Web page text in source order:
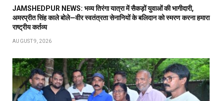
JAMSHEDPUR NEWS: भव्य तिरंगा यात्रा में सैकड़ों युवाओं की भागीदारी,
अमरप्रीत सिंह काले बोले—वीर स्वतंत्रता सेनानियों के बलिदान को स्मरण करना हमारा
राष्ट्रीय कर्तव्य
AUGUST 9, 2026